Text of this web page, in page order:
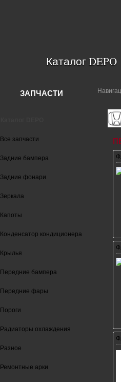
ЗАПЧАСТИ
Все запчасти
Задние бампера
Задние фонари
Зеркала
Капоты
Конденсатор кондиционера
Крылья
Передние бампера
Передние фары
Пороги
Радиаторы охлаждения
Разное
Ремонтные арки
Каталог DEPO